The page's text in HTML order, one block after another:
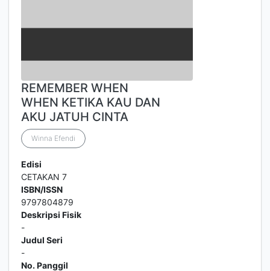
REMEMBER WHEN
WHEN KETIKA KAU DAN
AKU JATUH CINTA
Winna Efendi
Edisi
CETAKAN 7
ISBN/ISSN
9797804879
Deskripsi Fisik
-
Judul Seri
-
No. Panggil